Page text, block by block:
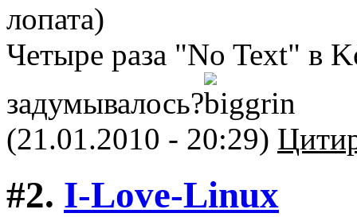
Четыре раза "No Text" в
задумывалось?
(21.01.2010 - 20:29)
#2. I-Love-Linux